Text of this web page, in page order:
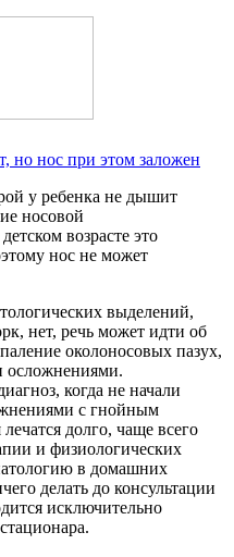
но нос при этом заложен
у ребенка не дышит
носовой
возрасте это
нос не может
выделений,
нет, речь может идти об
околоносовых пазух,
осложнениями.
когда не начали
с гнойным
долго, чаще всего
и физиологических
в домашних
делать до консультации
исключительно